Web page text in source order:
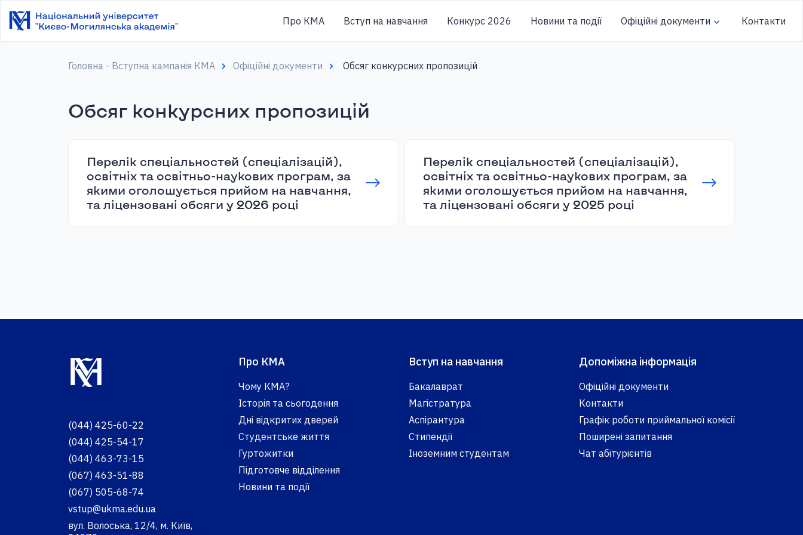
Про КМА Вступ на навчання Конкурс 2026 Новини та події Офіційні документи Контакти
Головна - Вступна кампанія КМА Офіційні документи Обсяг конкурсних пропозицій
Обсяг конкурсних пропозицій
Перелік спеціальностей (спеціалізацій),
освітніх та освітньо-наукових програм, за
якими оголошується прийом на навчання,
та ліцензовані обсяги у 2026 році
Перелік спеціальностей (спеціалізацій),
освітніх та освітньо-наукових програм, за
якими оголошується прийом на навчання,
та ліцензовані обсяги у 2025 році
(044) 425-60-22
(044) 425-54-17
(044) 463-73-15
(067) 463-51-88
(067) 505-68-74
vstup@ukma.edu.ua
вул. Волоська, 12/4, м. Київ,
Про КМА
Чому КМА?
Історія та сьогодення
Дні відкритих дверей
Студентське життя
Гуртожитки
Підготовче відділення
Новини та події
Вступ на навчання
Бакалаврат
Магістратура
Аспірантура
Стипендії
Іноземним студентам
Допоміжна інформація
Офіційні документи
Контакти
Графік роботи приймальної комісії
Поширені запитання
Чат абітурієнтів